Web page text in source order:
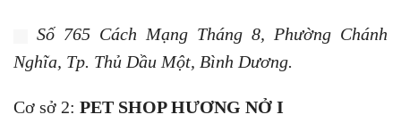
Số 765 Cách Mạng Tháng 8, Phường Chánh
Nghĩa, Tp. Thủ Dầu Một, Bình Dương.
Cơ sở 2: PET SHOP HƯƠNG NỞ I